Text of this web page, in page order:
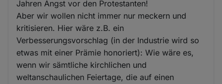
Jahren Angst vor den Protestanten!
Aber wir wollen nicht immer nur meckern und
kritisieren. Hier wäre z.B. ein
Verbesserungsvorschlag (in der Industrie wird so
etwas mit einer Prämie honoriert): Wie wäre es,
wenn wir sämtliche kirchlichen und
weltanschaulichen Feiertage, die auf einen